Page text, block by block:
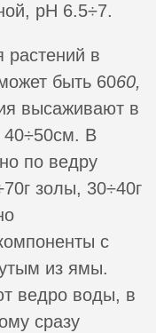
pH 6.5÷7.
в
быть 6060,
высаживают в
40÷50см. В
по ведру
золы, 30÷40г
с
из ямы.
ведро воды, в
сразу